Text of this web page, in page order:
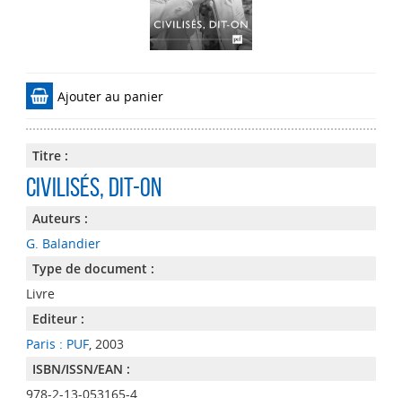
Ajouter au panier
Titre :
Civilisés, dit-on
Auteurs :
G. Balandier
Type de document :
Livre
Editeur :
Paris : PUF, 2003
ISBN/ISSN/EAN :
978-2-13-053165-4